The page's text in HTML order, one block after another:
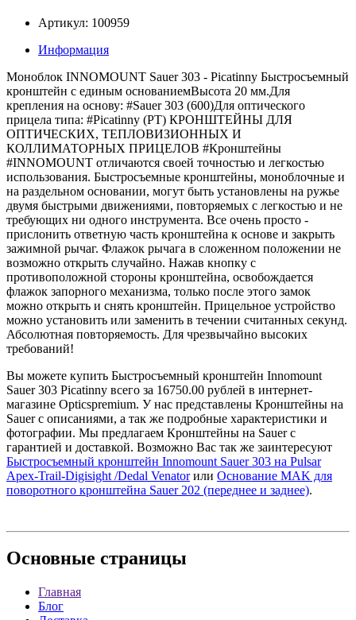
Артикул: 100959
Информация
Моноблок INNOMOUNT Sauer 303 - Picatinny Быстросъемный
кронштейн с единым основаниемВысота 20 мм.Для
крепления на основу: #Sauer 303 (600)Для оптического
прицела типа: #Picatinny (PT) КРОНШТЕЙНЫ ДЛЯ
ОПТИЧЕСКИХ, ТЕПЛОВИЗИОННЫХ И
КОЛЛИМАТОРНЫХ ПРИЦЕЛОВ #Кронштейны
#INNOMOUNT отличаются своей точностью и легкостью
использования. Быстросъемные кронштейны, моноблочные и
на раздельном основании, могут быть установлены на ружье
двумя быстрыми движениями, повторяемых с легкостью и не
требующих ни одного инструмента. Все очень просто -
прислонить ответную часть кронштейна к основе и закрыть
зажимной рычаг. Флажок рычага в сложенном положении не
возможно открыть случайно. Нажав кнопку с
противоположной стороны кронштейна, освобождается
флажок запорного механизма, только после этого замок
можно открыть и снять кронштейн. Прицельное устройство
можно установить или заменить в течении считанных секунд.
Абсолютная повторяемость. Для чрезвычайно высоких
требований!
Вы можете купить Быстросъемный кронштейн Innomount
Sauer 303 Picatinny всего за 16750.00 рублей в интернет-
магазине Opticspremium. У нас представлены Кронштейны на
Sauer с описаниями, а так же подробные характеристики и
фотографии. Мы предлагаем Кронштейны на Sauer с
гарантией и доставкой. Возможно Вас так же заинтересуют
Быстросъемный кронштейн Innomount Sauer 303 на Pulsar
Apex-Trail-Digisight /Dedal Venatorили Основание MAK для
поворотного кронштейна Sauer 202 (переднее и заднее).
Основные страницы
Главная
Блог